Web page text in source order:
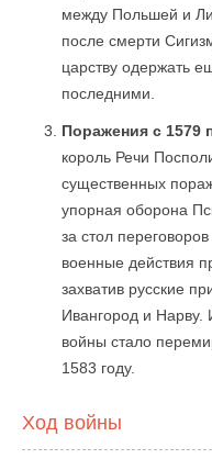
между Польшей и
после смерти
царству одержать
последними.
Поражения с 1579
король Речи
существенных
упорная оборона
за стол
военные действия
захватив русские
Ивангород и Нарву.
войны стало
1583 году.
Ход войны